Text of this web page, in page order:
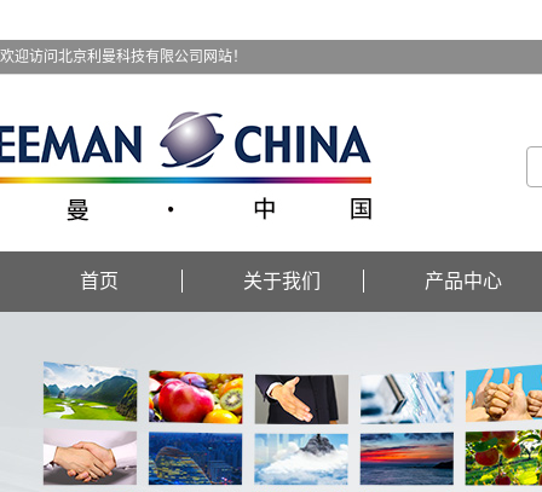
欢迎访问北京利曼科技有限公司网站！
首页 关于我们 产品中心